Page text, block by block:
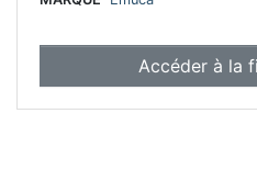
Accéder à la